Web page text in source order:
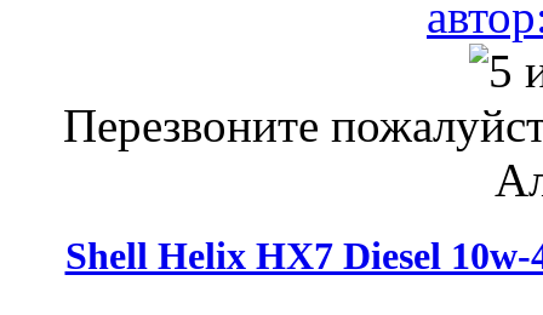
Перезвоните
Shell Helix HX7 Diesel 10w-